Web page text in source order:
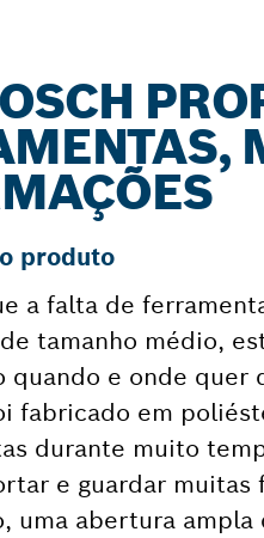
produto
a falta de
tamanho médio,
quando e onde
fabricado em
durante muito
e guardar muitas
uma abertura ampla